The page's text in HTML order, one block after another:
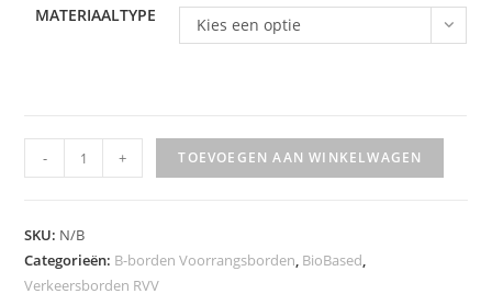
MATERIAALTYPE Kies een optie
Verkeersbord
model
E08m
klasse
- + TOEVOEGEN AAN WINKELWAGEN
SKU: N/B
Categorieën: B-borden Voorrangsborden, BioBased,
Verkeersborden RVV